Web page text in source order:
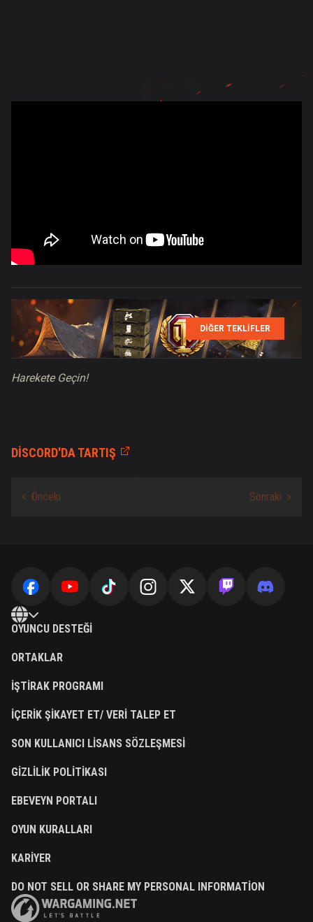
DİĞER TEKLİFLER
Harekete Geçin!
DISCORD'DA TARTIŞ
OYUNCU DESTEĞI
ORTAKLAR
İŞTIRAK PROGRAMI
İÇERIK ŞIKAYET ET/ VERI TALEP ET
SON KULLANICI LISANS SÖZLEŞMESI
GIZLILIK POLITIKASI
EBEVEYN PORTALI
OYUN KURALLARI
KARIYER
DO NOT SELL OR SHARE MY PERSONAL INFORMATION